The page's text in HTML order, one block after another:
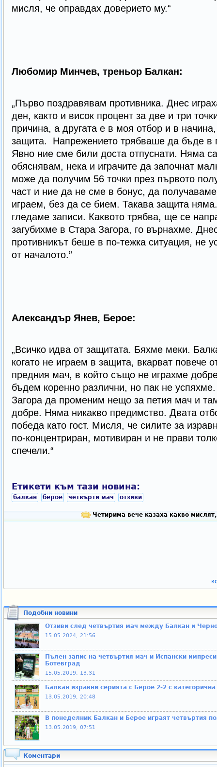
мисля, че оправдах доверието му.“
Любомир Минчев, треньор Балкан:
„Първо поздравявам противника. Днес
ден, както и висок процент за две и три
причина, а другата е в моя отбор и в
защита. Напрежението трябваше да бъде в
Явно ние сме били доста отпуснати. Няма
обяснявам, нека и играчите да започнат
може да получим 56 точки през първото
част и ние да не сме в бонус, да
играем, без да се бием. Такава защита
гледаме записи. Каквото трябва, ще се
загубихме в Стара Загора, го върнахме.
противникът беше в по-тежка ситуация, не
от началото.”
Александър Янев, Берое:
„Всичко идва от защитата. Бяхме меки.
когато не играем в защита, вкарват повече
предния мач, в който също не играхме
бъдем коренно различни, но пак не
Загора да променим нещо за петия мач и
добре. Няма никакво предимство. Двата
победа като гост. Мисля, че силите за
по-концентриран, мотивиран и не прави
спечели.“
Етикети към тази новина:
балкан берое четвърти мач отзиви
Четирима вече казаха какво
Подобни новини
Отзиви след четвъртия мач между Балкан и
15.05.2024, 21:56
Пълен запис на четвъртия мач и Испански
Ботевград
15.05.2019, 13:31
Балкан изравни серията с Берое 2-2 с
13.05.2019, 20:48
В понеделник Балкан и Берое играят четвъртия
13.05.2019, 07:51
Коментари